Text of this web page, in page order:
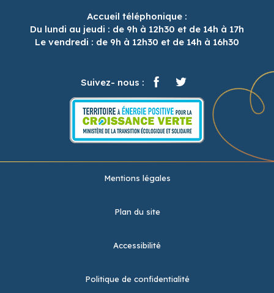
Accueil téléphonique :
Du lundi au jeudi : de 9h à 12h30 et de 14h à 17h
Le vendredi : de 9h à 12h30 et de 14h à 16h30
Suivez- nous :
Mentions légales
Plan du site
Accessibilité
Politique de confidentialité